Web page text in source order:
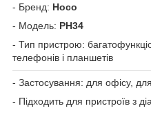
- Бренд: Hoco
- Модель: PH34
- Тип пристрою:
телефонів і планшетів
- Застосування: для офісу,
- Підходить для пристроїв з